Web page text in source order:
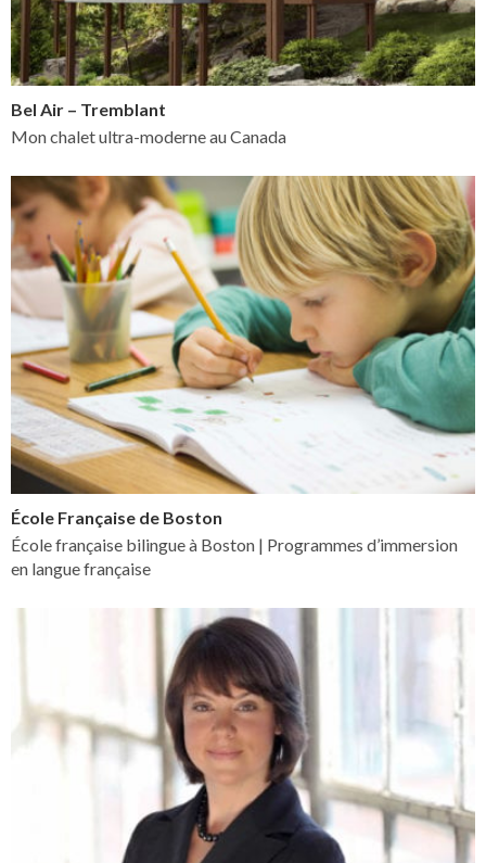
Bel Air – Tremblant
Mon chalet ultra-moderne au Canada
École Française de Boston
École française bilingue à Boston | Programmes d’immersion
en langue française